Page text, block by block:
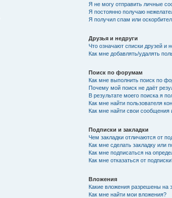
Я не могу отправить личные
Я постоянно получаю
Я получил спам или
Друзья и недруги
Что означают списки друзей и
Как мне добавлять/удалять
Поиск по форумам
Как мне выполнить поиск по
Почему мой поиск не даёт
В результате моего поиска я
Как мне найти пользователя
Как мне найти свои
Подписки и закладки
Чем закладки отличаются от
Как мне сделать закладку или
Как мне подписаться на
Как мне отказаться от
Вложения
Какие вложения разрешены на
Как мне найти мои вложения?